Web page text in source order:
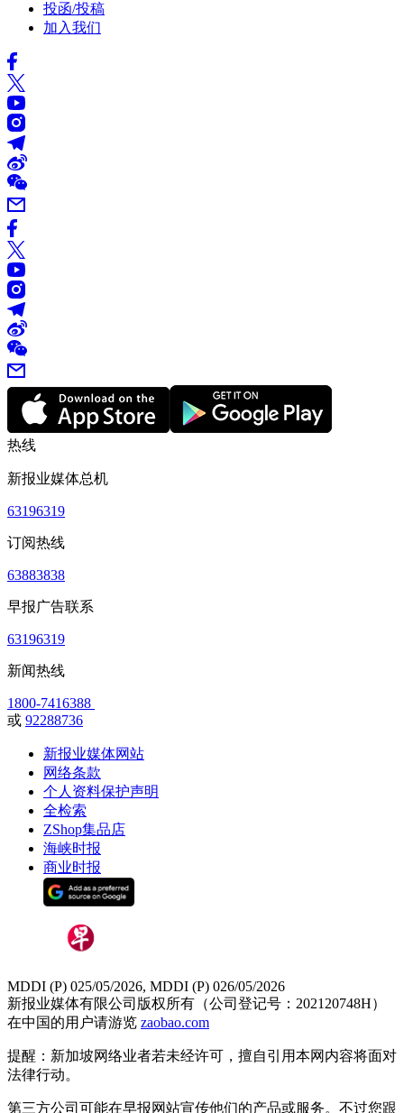
投函/投稿
加入我们
热线
新报业媒体总机
63196319
订阅热线
63883838
早报广告联系
63196319
新闻热线
1800-7416388
或 92288736
新报业媒体网站
网络条款
个人资料保护声明
全检索
ZShop集品店
海峡时报
商业时报
MDDI (P) 025/05/2026, MDDI (P) 026/05/2026
新报业媒体有限公司版权所有（公司登记号：202120748H）
在中国的用户请游览 zaobao.com
提醒：新加坡网络业者若未经许可，擅自引用本网内容将面对
法律行动。
第三方公司可能在早报网站宣传他们的产品或服务。不过您跟